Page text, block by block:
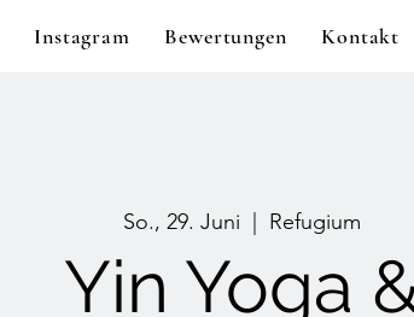
Instagram Bewertungen Kontakt
So., 29. Juni
  |
Refugium
Yin Yoga